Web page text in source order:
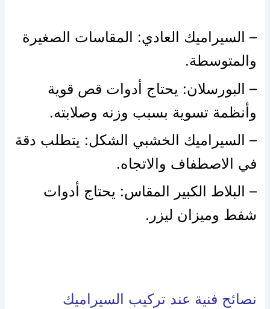
– السيراميك العادي: المقاسات الصغيرة
والمتوسطة.
– البورسلان: يحتاج أدوات قص قوية
وأنظمة تسوية بسبب وزنه وصلابته.
– السيراميك الخشبي الشكل: يتطلب دقة
في الاصطفاف والاتجاه.
– البلاط الكبير المقاس: يحتاج أدوات
شفط وميزان ليزر.
نصائح فنية عند تركيب السيراميك